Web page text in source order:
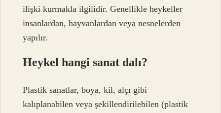
ilişki kurmakla ilgilidir. Genellikle heykeller
insanlardan, hayvanlardan veya nesnelerden
yapılır.
Heykel hangi sanat dalı?
Plastik sanatlar, boya, kil, alçı gibi
kalıplanabilen veya şekillendirilebilen (plastik